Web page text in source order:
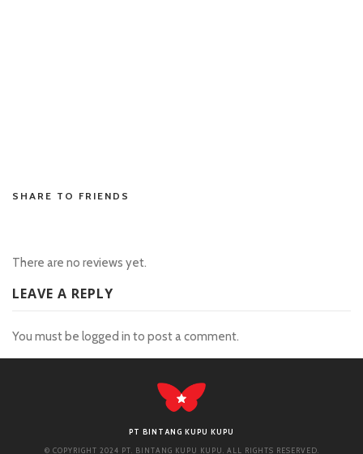
SHARE TO FRIENDS
There are no reviews yet.
LEAVE A REPLY
You must be logged in to post a comment.
PT BINTANG KUPU KUPU
© COPYRIGHT 2024 PT. BINTANG KUPU KUPU. ALL RIGHTS RESERVED.